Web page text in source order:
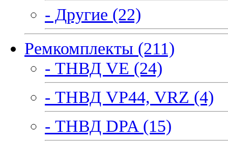
- Другие (22)
Ремкомплекты (211)
- ТНВД VE (24)
- ТНВД VP44, VRZ (4)
- ТНВД DPA (15)